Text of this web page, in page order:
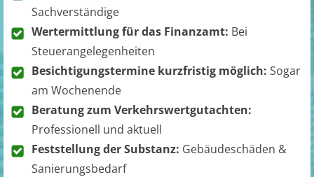
Sachverständige
Wertermittlung für das Finanzamt: Bei
Steuerangelegenheiten
Besichtigungstermine kurzfristig möglich: Sogar
am Wochenende
Beratung zum Verkehrswertgutachten:
Professionell und aktuell
Feststellung der Substanz: Gebäudeschäden &
Sanierungsbedarf